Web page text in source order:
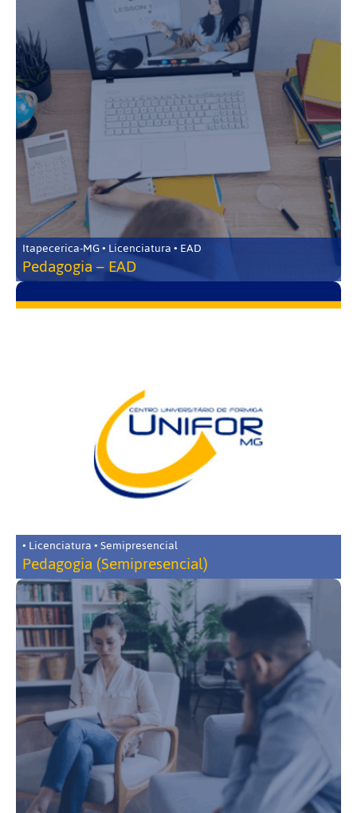
Itapecerica-MG • Licenciatura • EAD
Pedagogia – EAD
• Licenciatura • Semipresencial
Pedagogia (Semipresencial)